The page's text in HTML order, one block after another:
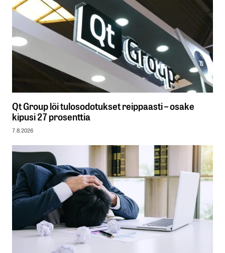
Qt Group löi tulosodotukset reippaasti – osake
kipusi 27 prosenttia
7.8.2026